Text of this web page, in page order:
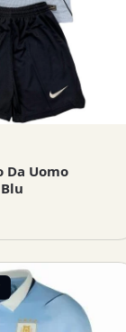
Da Uomo